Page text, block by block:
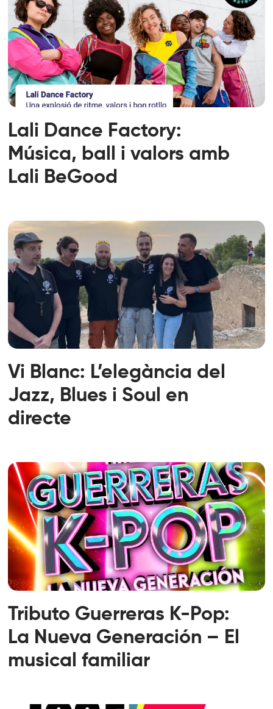
Lali Dance Factory:
Música, ball i valors amb
Lali BeGood
Vi Blanc: L’elegància del
Jazz, Blues i Soul en
directe
Tributo Guerreras K-Pop:
La Nueva Generación – El
musical familiar